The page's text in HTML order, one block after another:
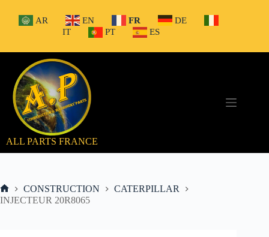
contenu
AR EN FR
DE
IT
PT ES
ALL PARTS FRANCE
Accueil
CONSTRUCTION
CATERPILLAR
INJECTEUR 20R8065